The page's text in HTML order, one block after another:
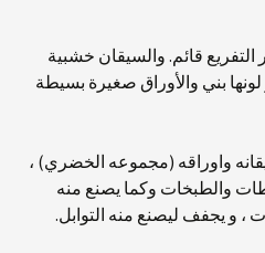
قائم. والسيقان خشبية
لونها بني والأوراق صغيرة بسيطة
واوراقه (مجموعه الخضري) ،
والطبخات وكما يصنع منه
، و يجفف ليصنع منه التوابل.